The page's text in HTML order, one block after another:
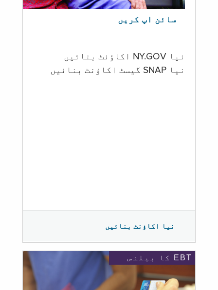
سائن اپ کریں
نیا NY.GOV اکاؤنٹ بنائیں
نیا SNAP گیسٹ اکاؤنٹ بنائیں
نیا اکاؤنٹ بنائیں
EBT کا بیلنس